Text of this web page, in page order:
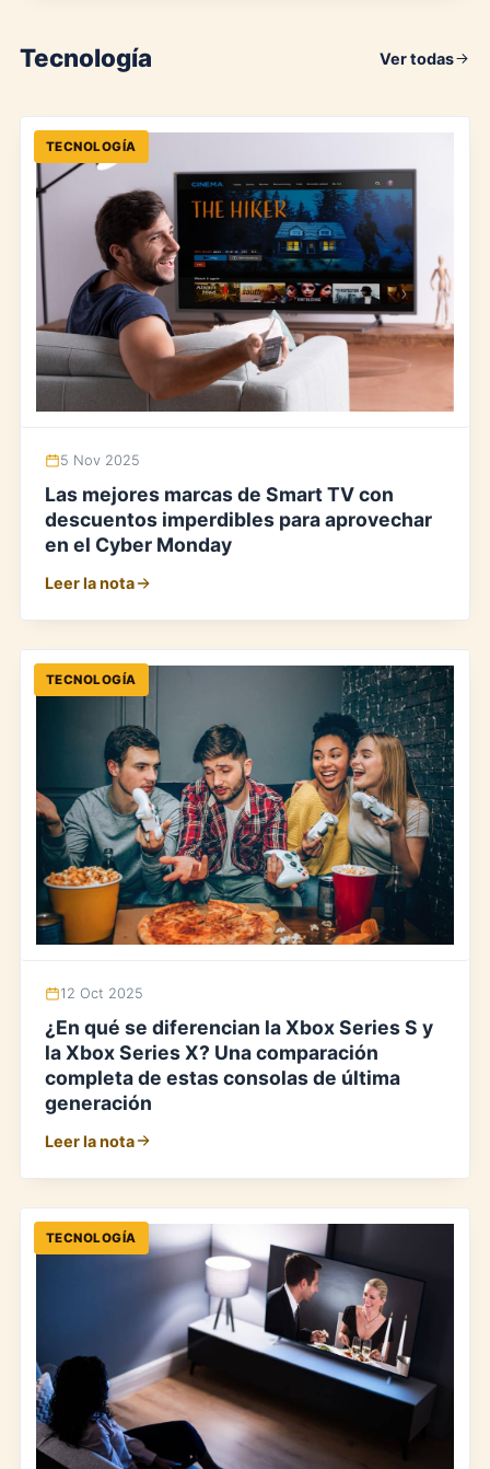
Tecnología Ver todas
TECNOLOGÍA
5 Nov 2025
Las mejores marcas de Smart TV con
descuentos imperdibles para aprovechar
en el Cyber Monday
Leer la nota
TECNOLOGÍA
12 Oct 2025
¿En qué se diferencian la Xbox Series S y
la Xbox Series X? Una comparación
completa de estas consolas de última
generación
Leer la nota
TECNOLOGÍA